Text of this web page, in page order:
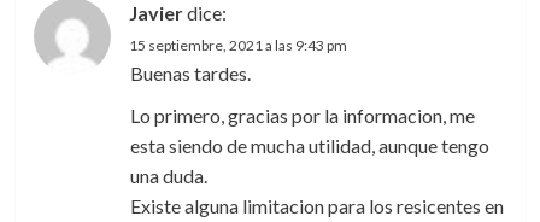
Javierdice:
15 septiembre, 2021 a las 9:43 pm
Buenas tardes.
Lo primero, gracias por la informacion, me
esta siendo de mucha utilidad, aunque tengo
una duda.
Existe alguna limitacion para los resicentes en